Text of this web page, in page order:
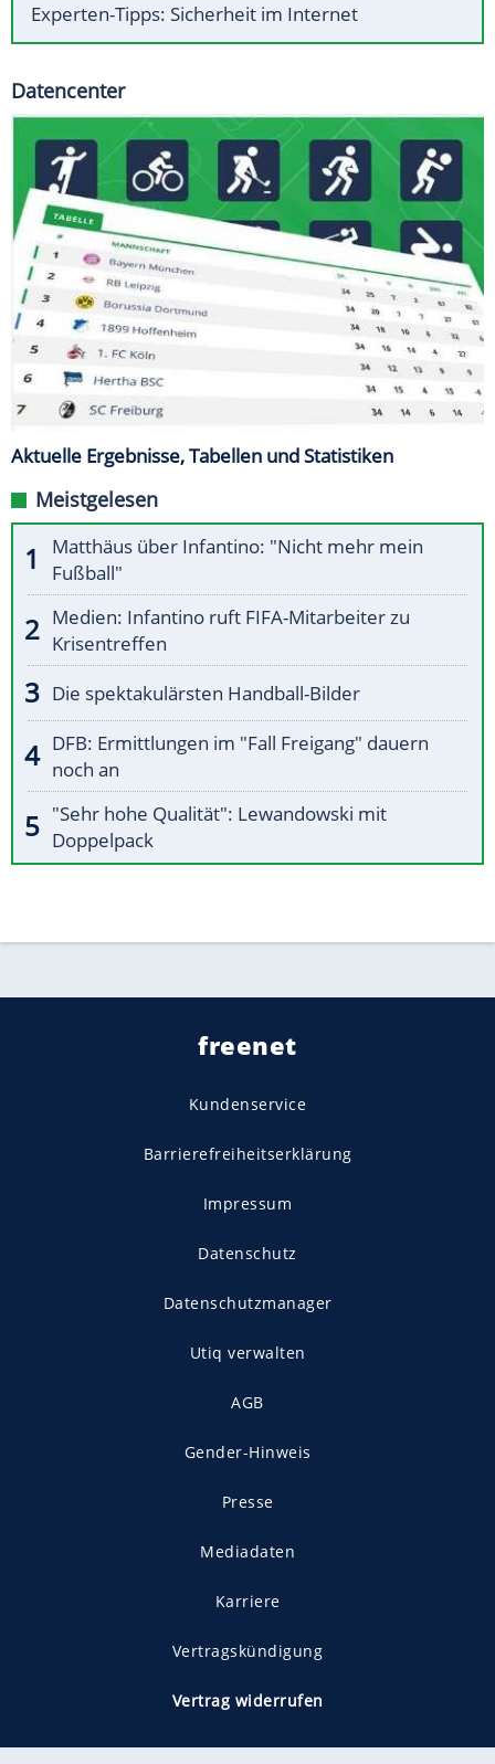
Experten-Tipps: Sicherheit im Internet
Datencenter
Aktuelle Ergebnisse, Tabellen und Statistiken
Meistgelesen
Matthäus über Infantino: "Nicht mehr mein
Fußball"
Medien: Infantino ruft FIFA-Mitarbeiter zu
Krisentreffen
Die spektakulärsten Handball-Bilder
DFB: Ermittlungen im "Fall Freigang" dauern
noch an
"Sehr hohe Qualität": Lewandowski mit
Doppelpack
freenet
Kundenservice
Barrierefreiheitserklärung
Impressum
Datenschutz
Datenschutzmanager
Utiq verwalten
AGB
Gender-Hinweis
Presse
Mediadaten
Karriere
Vertragskündigung
Vertrag widerrufen